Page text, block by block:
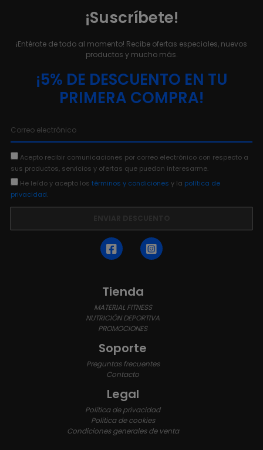
¡Suscríbete!
¡Entérate de todo al momento! Recibe ofertas especiales, nuevos
productos y mucho más.
¡5% DE DESCUENTO EN TU
PRIMERA COMPRA!
Acepto recibir comunicaciones por correo electrónico con respecto a
sus productos, servicios y ofertas que puedan interesarme.
He leído y acepto los términos y condiciones y la política de
privacidad.
Tienda
MATERIAL FITNESS
NUTRICIÓN DEPORTIVA
PROMOCIONES
Soporte
Preguntas frecuentes
Contacto
Legal
Política de privacidad
Política de cookies
Condiciones generales de venta